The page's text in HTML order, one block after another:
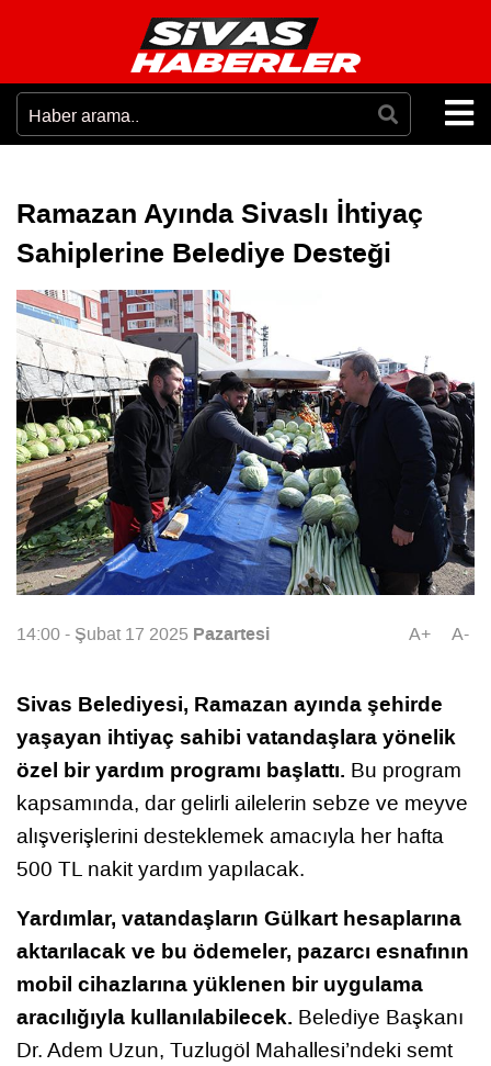
Ramazan Ayında Sivaslı İhtiyaç
Sahiplerine Belediye Desteği
14:00 - Şubat 17 2025 Pazartesi A+ A-
Sivas Belediyesi, Ramazan ayında şehirde
yaşayan ihtiyaç sahibi vatandaşlara yönelik
özel bir yardım programı başlattı. Bu program
kapsamında, dar gelirli ailelerin sebze ve meyve
alışverişlerini desteklemek amacıyla her hafta
500 TL nakit yardım yapılacak.
Yardımlar, vatandaşların Gülkart hesaplarına
aktarılacak ve bu ödemeler, pazarcı esnafının
mobil cihazlarına yüklenen bir uygulama
aracılığıyla kullanılabilecek. Belediye Başkanı
Dr. Adem Uzun, Tuzlugöl Mahallesi’ndeki semt